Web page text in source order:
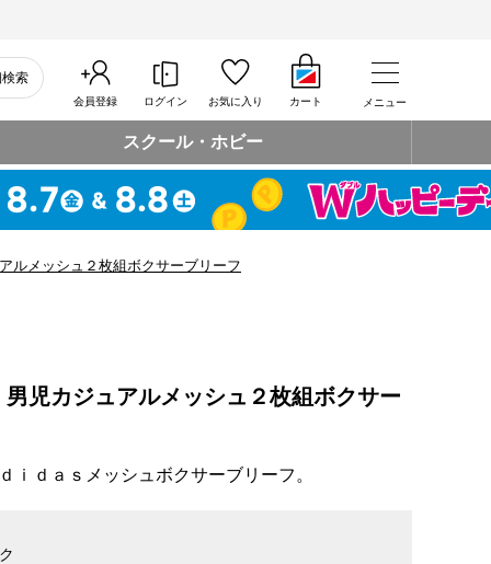
索
会員登録 ログイン お気に入り カート メニュー
スクール・ホビー
メッシュ２枚組ボクサーブリーフ
カジュアルメッシュ２枚組ボクサー
ｉｄａｓメッシュボクサーブリーフ。